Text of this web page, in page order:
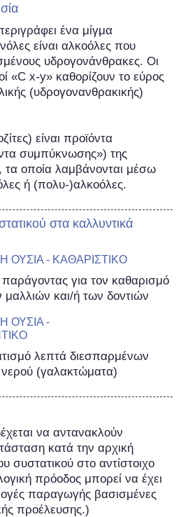
ένα μίγμα
είναι αλκοόλες που
υδρογονάνθρακες. Οι
«C x-y» καθορίζουν το εύρος
(υδρογονανθρακικής)
είναι προϊόντα
συμπύκνωσης») της
τα οποία λαμβάνονται μέσω
ή (πολυ-)αλκοόλες.
στα καλλυντικά
ΟΥΣΙΑ - ΚΑΘΑΡΙΣΤΙΚΟ
παράγοντας για τον καθαρισμό
μαλλιών και/ή των δοντιών
ΟΥΣΙΑ -
λεπτά διεσπαρμένων
νερού (γαλακτώματα)
να αντανακλούν
κατά την αρχική
συστατικού στο αντίστοιχο
πρόοδος μπορεί να έχει
παραγωγής βασισμένες
προέλευσης.)